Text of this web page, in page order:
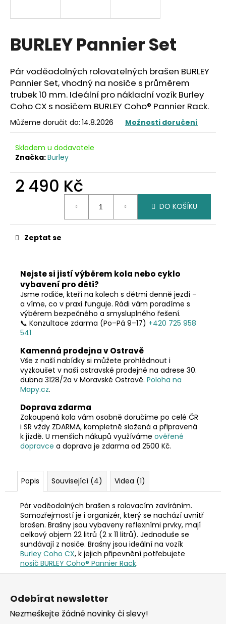
BURLEY Pannier Set
Pár voděodolných rolovatelných brašen BURLEY
Pannier Set, vhodný na nosiče s průměrem
trubek 10 mm. Ideální pro nákladní vozík Burley
Coho CX s nosičem BURLEY Coho® Pannier Rack.
Můžeme doručit do: 14.8.2026 Možnosti doručení
Skladem u dodavatele
Značka:Burley
2 490 Kč
DO KOŠÍKU
Zeptat se
Nejste si jistí výběrem kola nebo cyklo
vybavení pro děti?
Jsme rodiče, kteří na kolech s dětmi denně jezdí –
a víme, co v praxi funguje. Rádi vám poradíme s
výběrem bezpečného a smysluplného řešení.
📞 Konzultace zdarma (Po–Pá 9–17) +420 725 958
541
Kamenná prodejna v Ostravě
Vše z naší nabídky si můžete prohlédnout i
vyzkoušet v naší ostravské prodejně na adrese 30.
dubna 3128/2a v Moravské Ostravě. Poloha na
Mapy.cz.
Doprava zdarma
Zakoupená kola vám osobně doručíme po celé ČR
i SR vždy ZDARMA, kompletně složená a připravená
k jízdě. U menších nákupů využíváme ověřené
dopravce a doprava je zdarma od 2500 Kč.
Popis Související (4) Videa (1)
Pár voděodolných brašen s rolovacím zavíráním.
Samozřejmostí je i organizér, který se nachází uvnitř
brašen. Brašny jsou vybaveny reflexními prvky, mají
celkový objem 22 litrů (2 x 11 litrů). Jednoduše se
sundávají z nosiče. Brašny jsou ideální na vozík
Burley Coho CX, k jejich připevnění potřebujete
nosič BURLEY Coho® Pannier Rack.
í
t
?
HLEDAT
D
o
p
o
č
u
Z
Odebírat newsletter
Nezmeškejte žádné novinky či slevy!